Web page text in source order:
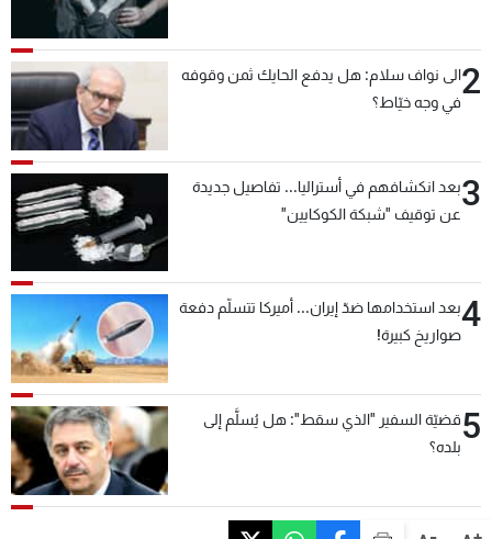
2الى نواف سلام: هل يدفع الحايك ثمن وقوفه
في وجه خيّاط؟
3بعد انكشافهم في أستراليا... تفاصيل جديدة
عن توقيف "شبكة الكوكايين"
4بعد استخدامها ضدّ إيران... أميركا تتسلّم دفعة
صواريخ كبيرة!
5قضيّة السفير "الذي سقط": هل يُسلَّم إلى
بلده؟